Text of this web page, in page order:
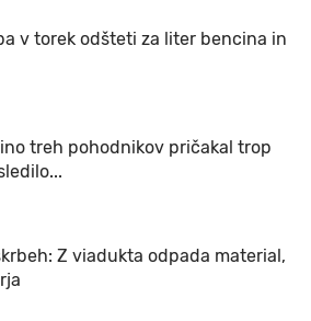
v torek odšteti za liter bencina in
treh pohodnikov pričakal trop
Z viadukta odpada material,